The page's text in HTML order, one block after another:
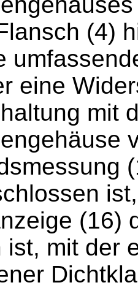
(4)
eine
mit
(16)
ist, mit der